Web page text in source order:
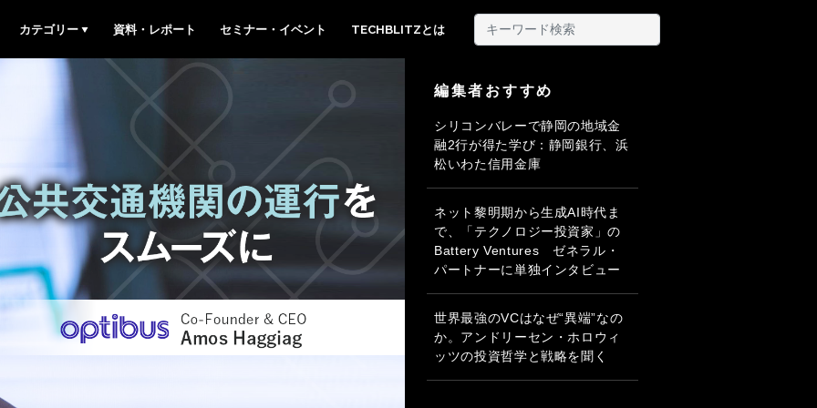
カテゴリー 資料・レポート セミナー・イベント TECHBLITZとは
編集者おすすめ
シリコンバレーで静岡の地域金
融2行が得た学び：静岡銀行、浜
松いわた信用金庫
ネット黎明期から生成AI時代ま
で、「テクノロジー投資家」の
Battery Ventures ゼネラル・
パートナーに単独インタビュー
世界最強のVCはなぜ“異端”なの
か。アンドリーセン・ホロウィ
ッツの投資哲学と戦略を聞く